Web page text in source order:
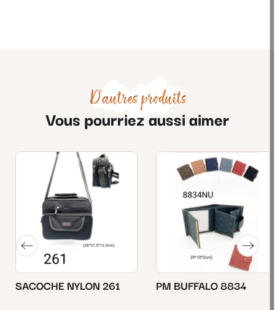
D'autres produits
Vous pourriez aussi aimer
SACOCHE NYLON 261 PM BUFFALO 8834